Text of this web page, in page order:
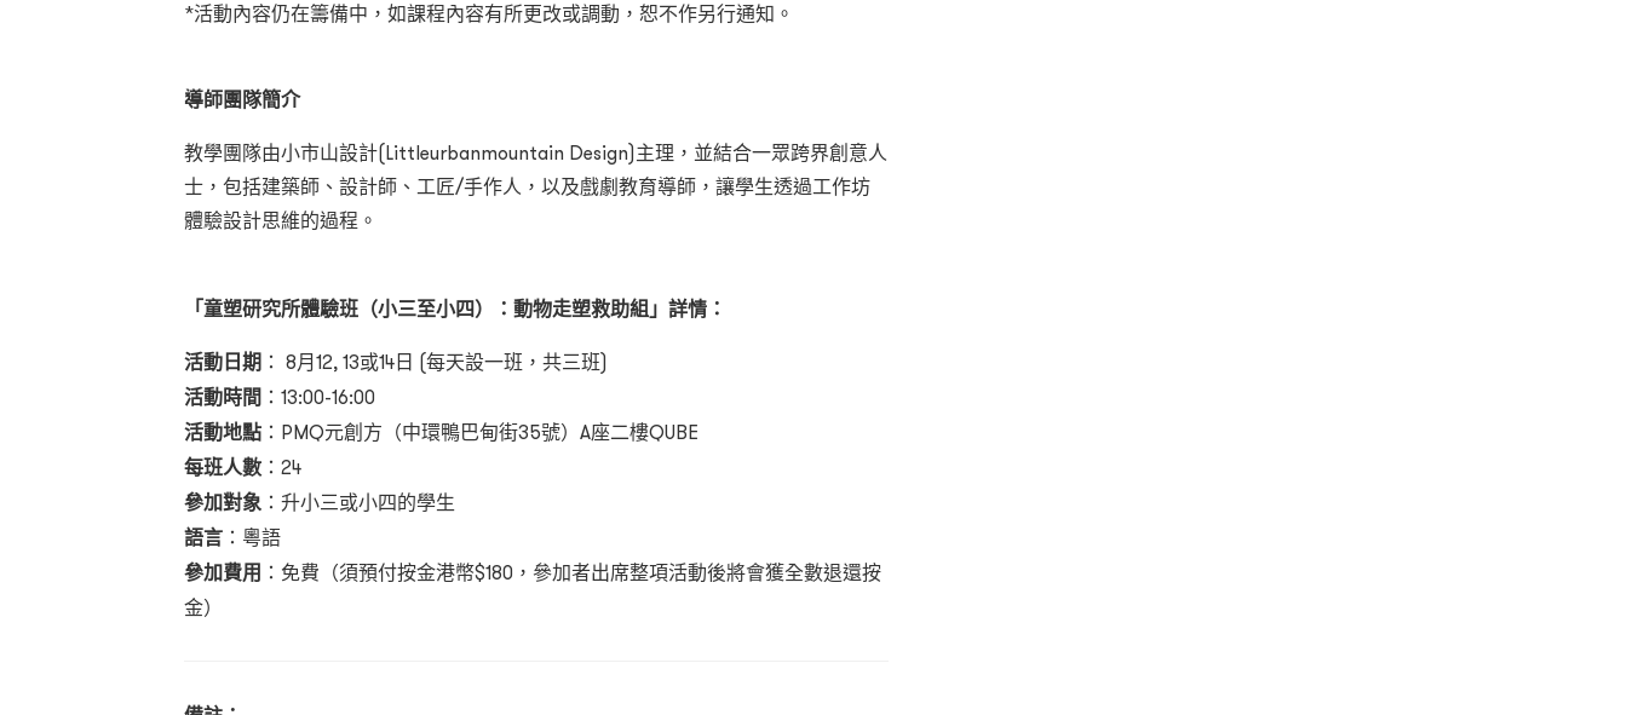
*活動內容仍在籌備中，如課程內容有所更改或調動，恕不作另行通知。
導師團隊簡介
教學團隊由小市山設計(Littleurbanmountain Design)主理，並結合一眾跨界創意人
士，包括建築師、設計師、工匠/手作人，以及戲劇教育導師，讓學生透過工作坊
體驗設計思維的過程。
「童塑研究所體驗班（小三至小四）： 動物走塑救助組」詳情 ：
活動日期 ： 8月12, 13或14日 (每天設一班，共三班)
活動時間 ：13:00-16:00
活動地點 ：PMQ元創方（中環鴨巴甸街35號）A座二樓QUBE
每班人數 ：24
參加對象 ：升小三或小四的學生
語言 ：粵語
參加費用 ：免費（須預付按金港幣$180，參加者出席整項活動後將會獲全數退還按
金）